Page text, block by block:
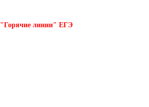
"Горячие линии" ЕГЭ